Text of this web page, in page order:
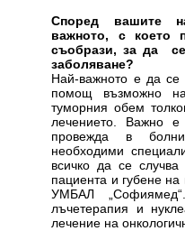
Според вашите
важното, с което
съобрази, за да се
заболяване?
Най-важното е да се
помощ възможно
туморния обем
лечението. Важно е
провежда в
необходими
всичко да се
пациента и губене
УМБАЛ
лъчетерапия и
лечение на